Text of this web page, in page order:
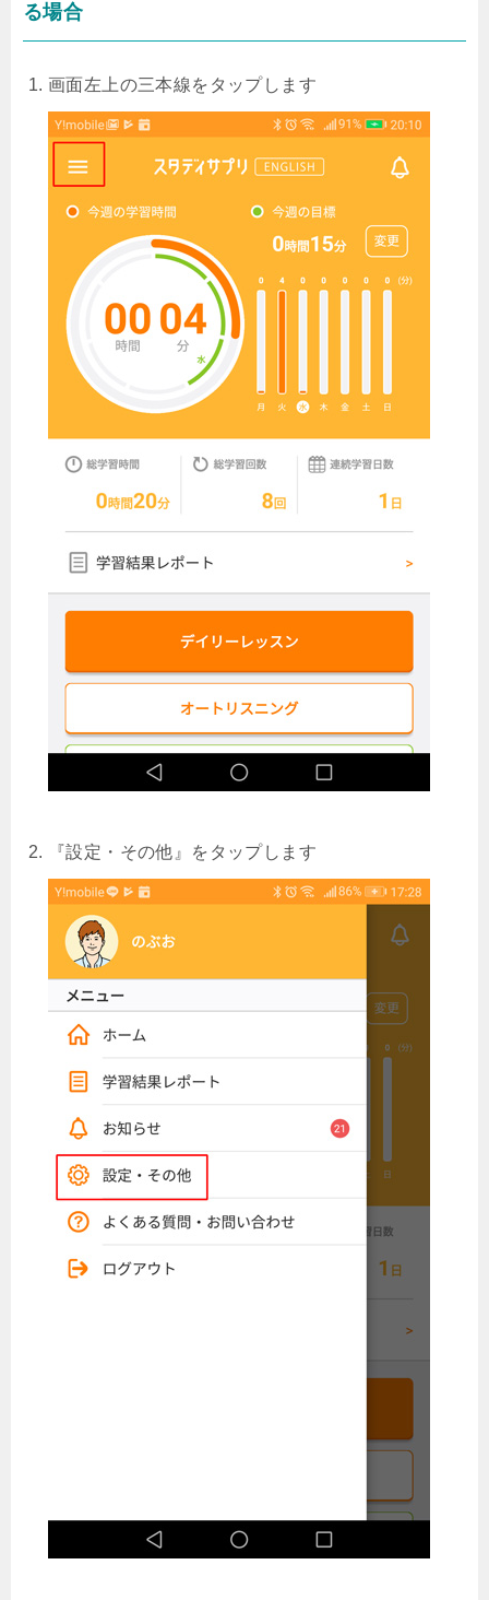
る場合
画面左上の三本線をタップします
『設定・その他』をタップします